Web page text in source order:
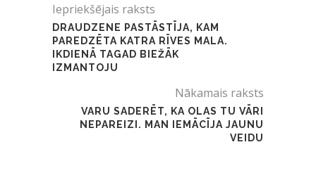
Iepriekšējais raksts
DRAUDZENE PASTĀSTĪJA, KAM
PAREDZĒTA KATRA RĪVES MALA.
IKDIENĀ TAGAD BIEŽĀK
IZMANTOJU
Nākamais raksts
VARU SADERĒT, KA OLAS TU VĀRI
NEPAREIZI. MAN IEMĀCĪJA JAUNU
VEIDU